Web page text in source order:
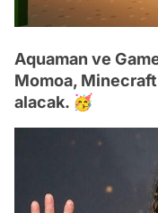
Aquaman ve
Momoa,
alacak. 🥳